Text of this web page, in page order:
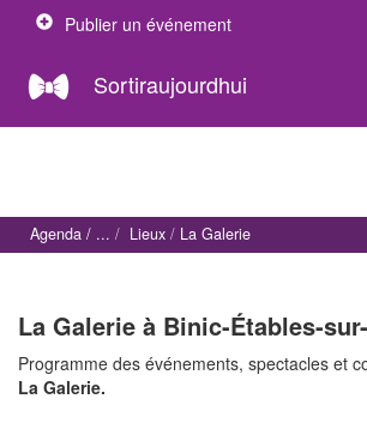
Publier un événement
Sortiraujourdhui
Agenda Lieux La Galerie
La Galerie à Binic-Étables-
Programme des événements, spectacles et
La Galerie.